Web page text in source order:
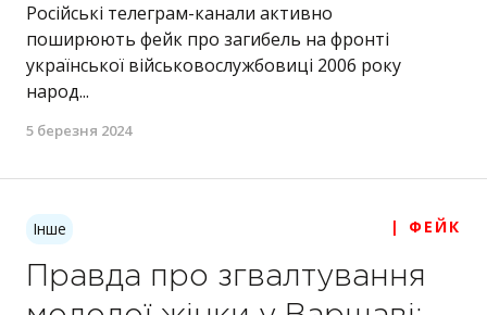
Російські телеграм-канали активно
поширюють фейк про загибель на фронті
української військовослужбовиці 2006 року
народ...
5 березня 2024
Інше | ФЕЙК
Правда про згвалтування